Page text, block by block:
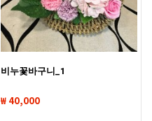
비누꽃바구니_1
₩ 40,000